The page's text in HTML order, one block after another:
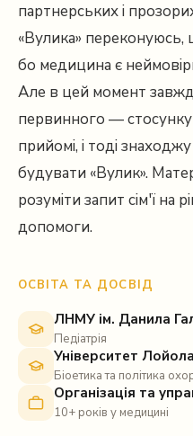
партнерських і
«Вулика» переконуюсь,
бо медицина є
Але в цей момент
первинного — стосунку
прийомі, і тоді
будувати «Вулик».
розуміти запит сім'ї на
допомоги.
ОСВІТА ТА ДОСВІД
ЛНМУ ім. Данила
Педіатрія
Університет
Біоетика та політика
Організація та
10+ років у медицині